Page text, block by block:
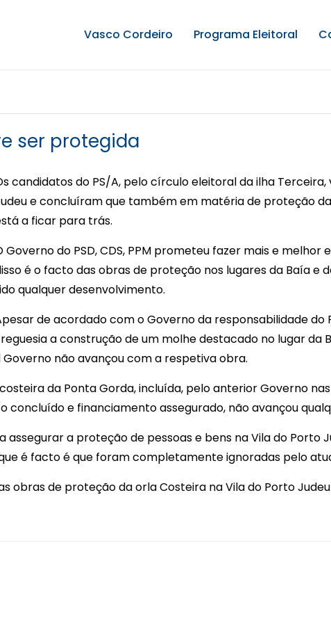
Vasco Cordeiro Programa Eleitoral
ser protegida
candidatos do PS/A, pelo círculo eleitoral da ilha
e concluíram que também em matéria de proteção
a ficar para trás.
Governo do PSD, CDS, PPM prometeu fazer mais e melhor
é o facto das obras de proteção nos lugares da Baía e
qualquer desenvolvimento.
de acordado com o Governo da responsabilidade do
a construção de um molhe destacado no lugar da
não avançou com a respetiva obra.
da Ponta Gorda, incluída, pelo anterior Governo
e financiamento assegurado, não avançou
a proteção de pessoas e bens na Vila do Porto
é facto é que foram completamente ignoradas pelo
obras de proteção da orla Costeira na Vila do Porto